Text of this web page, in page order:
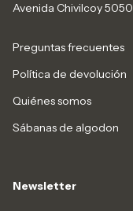
Avenida Chivilcoy 5050
Preguntas frecuentes
Política de devolución
Quiénes somos
Sábanas de algodon
Newsletter